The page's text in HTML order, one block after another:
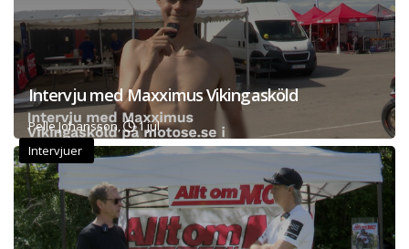
Intervju med Maxximus Vikingasköld
Pelle Johansson,
1 jul
Intervjuer